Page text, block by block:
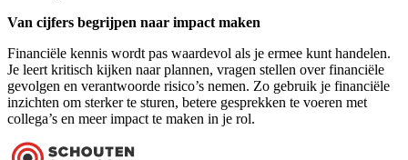
Van cijfers begrijpen naar impact maken
Financiële kennis wordt pas waardevol als je ermee kunt handelen.
Je leert kritisch kijken naar plannen, vragen stellen over financiële
gevolgen en verantwoorde risico’s nemen. Zo gebruik je financiële
inzichten om sterker te sturen, betere gesprekken te voeren met
collega’s en meer impact te maken in je rol.